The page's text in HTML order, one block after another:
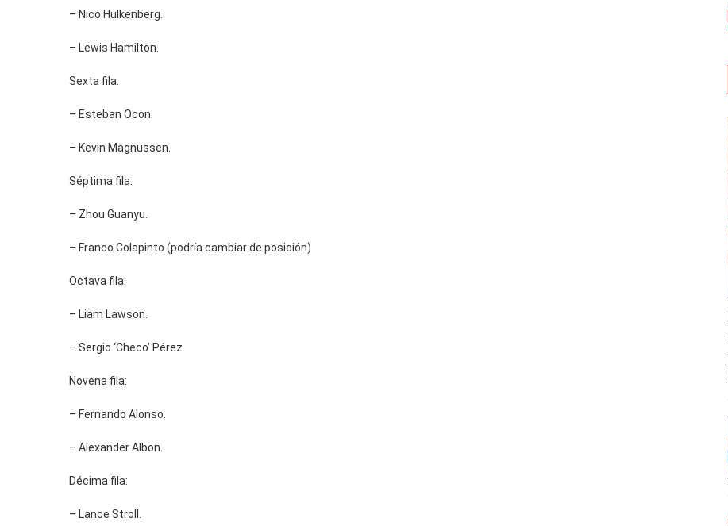
– Nico Hulkenberg.
– Lewis Hamilton.
Sexta fila:
– Esteban Ocon.
– Kevin Magnussen.
Séptima fila:
– Zhou Guanyu.
– Franco Colapinto (podría cambiar de posición)
Octava fila:
– Liam Lawson.
– Sergio ‘Checo’ Pérez.
Novena fila:
– Fernando Alonso.
– Alexander Albon.
Décima fila:
– Lance Stroll.